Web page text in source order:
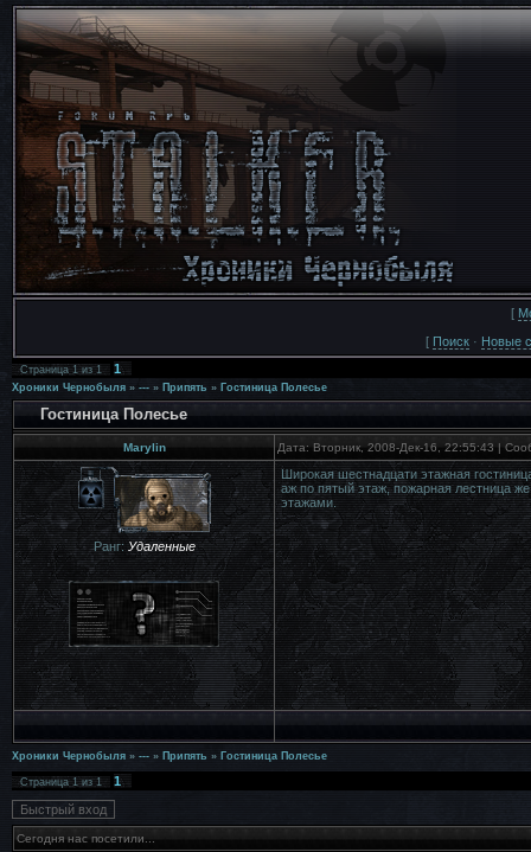
[
[ Поиск · Новые
Страница1из1 1
Хроники Чернобыля » --- » Припять » Гостиница Полесье
Гостиница Полесье
Marylin Дата: Вторник, 2008-Дек-16, 22:55:43 |
Ранг: Удаленные
Широкая шестнадцати этажная
аж по пятый этаж, пожарная лестница
этажами.
Хроники Чернобыля » --- » Припять » Гостиница Полесье
Страница1из1 1
Сегодня нас посетили...